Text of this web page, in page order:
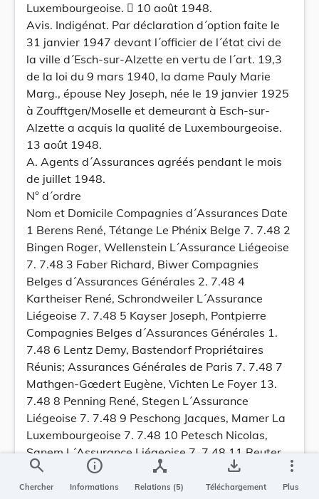
Luxembourgeoise.  10 août 1948.
Avis. Indigénat. Par déclaration d´option faite le
31 janvier 1947 devant l´officier de l´état civi de
la ville d´Esch-sur-Alzette en vertu de l´art. 19,3
de la loi du 9 mars 1940, la dame Pauly Marie
Marg., épouse Ney Joseph, née le 19 janvier 1925
à Zoufftgen/Moselle et demeurant à Esch-sur-
Alzette a acquis la qualité de Luxembourgeoise.
13 août 1948.
A. Agents d´Assurances agréés pendant le mois
de juillet 1948.
N° d´ordre
Nom et Domicile Compagnies d´Assurances Date
1 Berens René, Tétange Le Phénix Belge 7. 7.48 2
Bingen Roger, Wellenstein L´Assurance Liégeoise
7. 7.48 3 Faber Richard, Biwer Compagnies
Belges d´Assurances Générales 2. 7.48 4
Kartheiser René, Schrondweiler L´Assurance
Liégeoise 7. 7.48 5 Kayser Joseph, Pontpierre
Compagnies Belges d´Assurances Générales 1.
7.48 6 Lentz Demy, Bastendorf Propriétaires
Réunis; Assurances Générales de Paris 7. 7.48 7
Mathgen-Gœdert Eugène, Vichten Le Foyer 13.
7.48 8 Penning René, Stegen L´Assurance
Liégeoise 7. 7.48 9 Peschong Jacques, Mamer La
Luxembourgeoise 7. 7.48 10 Petesch Nicolas,
Sanem L´Assurance Liégeoise 7. 7.48 11 Reuter
Julien, Waldbredimus La Préservatrice 7. 7.48 12
Serres-Simonis Joseph, Selscheid Le Foyer 7. 7.48
search
Chercher
info
Informations
device_hub
Relations (5)
save_alt
Téléchargement
more_vert
Plus